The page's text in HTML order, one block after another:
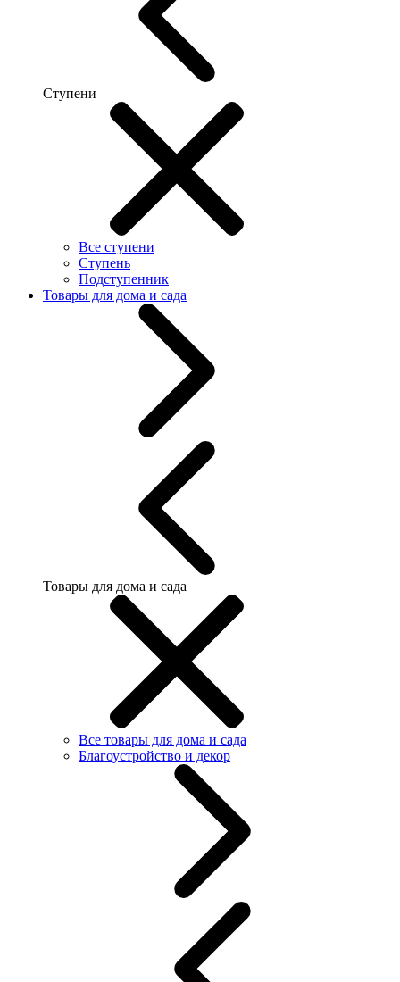
Ступени
Все ступени
Ступень
Подступенник
Товары для дома и сада
Товары для дома и сада
Все товары для дома и сада
Благоустройство и декор